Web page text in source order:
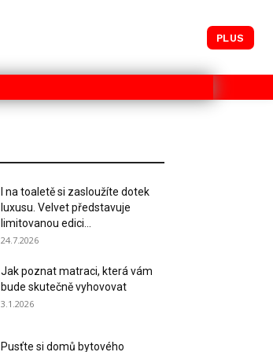
PLUS
I na toaletě si zasloužíte dotek
luxusu. Velvet představuje
limitovanou edici...
24.7.2026
Jak poznat matraci, která vám
bude skutečně vyhovovat
3.1.2026
Pusťte si domů bytového